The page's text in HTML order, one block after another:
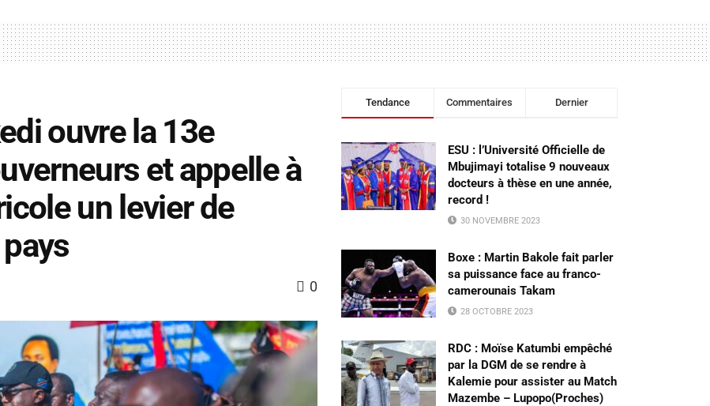
ouvre la 13e
et appelle à
un levier de
0
Tendance Commentaires Dernier
ESU : l’Université Officielle de
Mbujimayi totalise 9 nouveaux
docteurs à thèse en une année,
record !
30 NOVEMBRE 2023
Boxe : Martin Bakole fait parler
sa puissance face au franco-
camerounais Takam
28 OCTOBRE 2023
RDC : Moïse Katumbi empêché
par la DGM de se rendre à
Kalemie pour assister au Match
Mazembe – Lupopo(Proches)